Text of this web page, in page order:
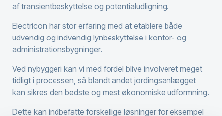
aftransientbeskyttelse og potentialudligning.
Electricon har stor erfaring med at etablere både
udvendig og indvendig lynbeskyttelse i kontor- og
administrationsbygninger.
Ved nybyggeri kan vi med fordel blive involveret meget
tidligt i processen, så blandt andet jordingsanlægget
kan sikres den bedste og mest økonomiske udformning.
Dette kan indbefatte forskellige løsninger for eksempel